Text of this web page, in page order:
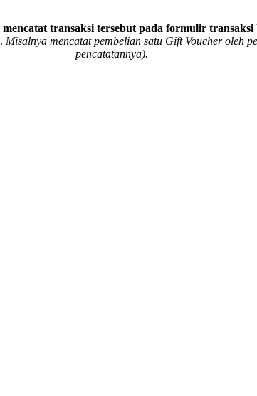
mencatat transaksi tersebut pada formulir
. Misalnya mencatat pembelian satu Gift Voucher oleh
pencatatannya).